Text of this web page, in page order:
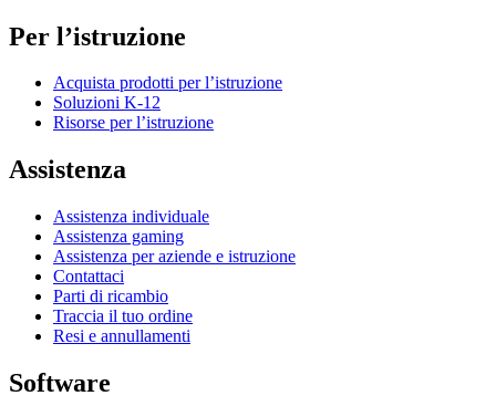
Per l’istruzione
Acquista prodotti per l’istruzione
Soluzioni K-12
Risorse per l’istruzione
Assistenza
Assistenza individuale
Assistenza gaming
Assistenza per aziende e istruzione
Contattaci
Parti di ricambio
Traccia il tuo ordine
Resi e annullamenti
Software